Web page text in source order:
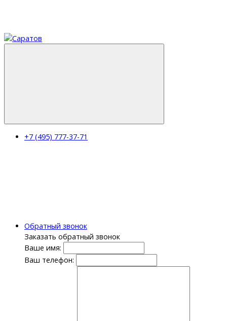
+7 (495) 777-37-71
Обратный звонок
Заказать обратный звонок
Ваше имя:
Ваш телефон: